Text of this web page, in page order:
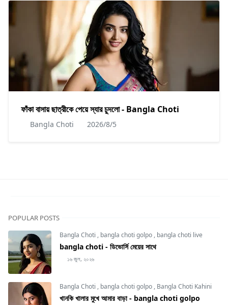
ফাঁকা বাসায় ছাত্রীকে পেয়ে স্যার চুদলো - Bangla Choti
Bangla Choti 2026/8/5
POPULAR POSTS
Bangla Choti , bangla choti golpo , bangla choti live
bangla choti - ডিভোর্সি মেয়ের সাথে
১৬ জুল, ২০২৬
Bangla Choti , bangla choti golpo , Bangla Choti Kahini
খানকি খালার মুখে আমার বাড়া - bangla choti golpo